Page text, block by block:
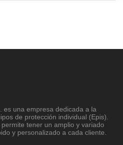
. es una empresa dedicada a la
de protección individual (Epis).
tener un amplio y variado
y personalizado a cada cliente.